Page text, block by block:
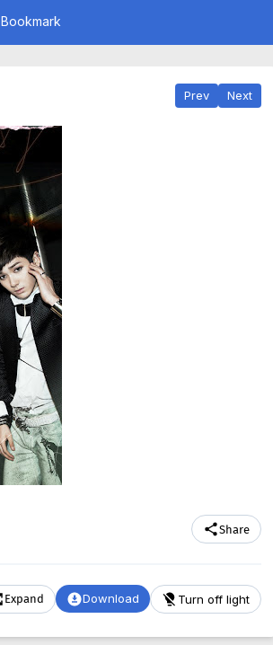
Bookmark
Prev Next
Share
Expand Download Turn off light